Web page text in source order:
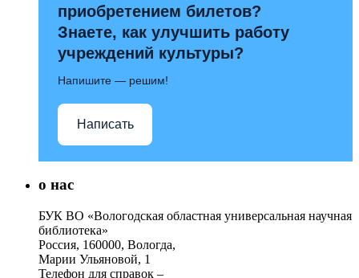
приобретением билетов?
Знаете, как улучшить работу
учреждений культуры?
Напишите — решим!
Написать
о нас
БУК ВО «Вологодская областная универсальная научная
библиотека»
Россия, 160000, Вологда,
Марии Ульяновой, 1
Телефон для справок –